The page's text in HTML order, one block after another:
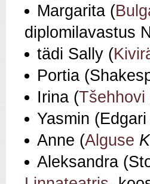
Margarita (
diplomilavastus
tädi Sally (
Portia
Irina (Tšehhovi
Yasmin (Edgari
Anne (Alguse
Aleksandra